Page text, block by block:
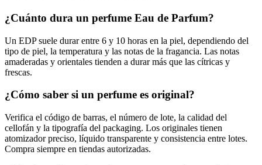
¿Cuánto dura un perfume Eau de Parfum?
Un EDP suele durar entre 6 y 10 horas en la piel, dependiendo del
tipo de piel, la temperatura y las notas de la fragancia. Las notas
amaderadas y orientales tienden a durar más que las cítricas y
frescas.
¿Cómo saber si un perfume es original?
Verifica el código de barras, el número de lote, la calidad del
cellofán y la tipografía del packaging. Los originales tienen
atomizador preciso, líquido transparente y consistencia entre lotes.
Compra siempre en tiendas autorizadas.